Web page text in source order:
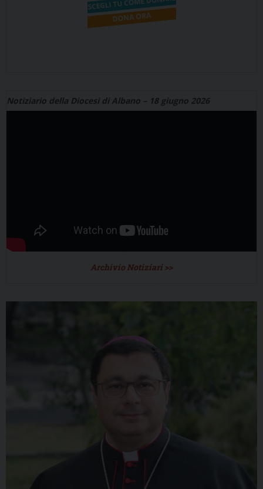
Notiziario della Diocesi di Albano – 18 giugno 2026
Archivio Notiziari >>